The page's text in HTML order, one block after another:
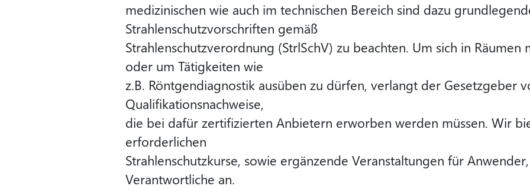
medizinischen wie auch im technischen Bereich sind dazu
Strahlenschutzvorschriften gemäß
Strahlenschutzverordnung (StrlSchV) zu beachten. Um sich in Räumen
oder um Tätigkeiten wie
z.B. Röntgendiagnostik ausüben zu dürfen, verlangt der Gesetzgeber
Qualifikationsnachweise,
die bei dafür zertifizierten Anbietern erworben werden müssen. Wir
erforderlichen
Strahlenschutzkurse, sowie ergänzende Veranstaltungen für
Verantwortliche an.